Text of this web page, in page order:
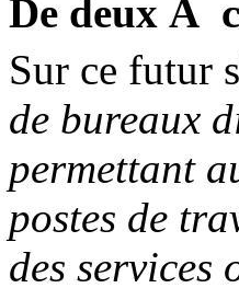
De deux Ã
Sur ce futur
de bureaux
permettant
postes de
des services